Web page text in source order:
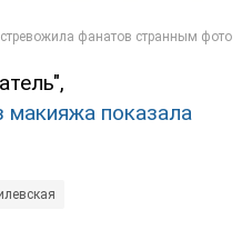
макияжа показала